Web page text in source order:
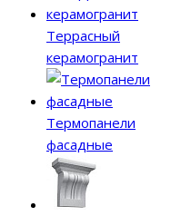
Террасный
керамогранит
Термопанели
фасадные